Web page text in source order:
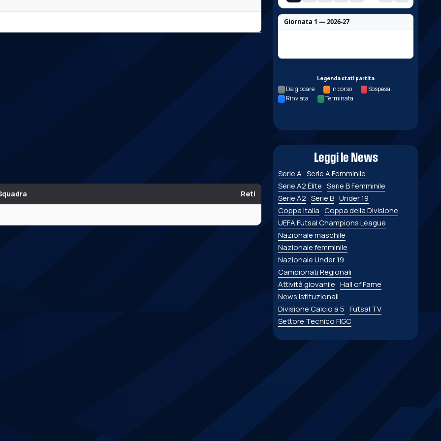
Reti
Giornata 1 — 2026-27
Legenda stati partita
Da giocare In corso
Sospesa
Rinviata
Terminata
Leggi le News
Serie A Serie A Femminile
Serie A2 Élite Serie B Femminile
Serie A2 Serie B Under 19
Coppa Italia Coppa della Divisione
UEFA Futsal Champions League
Nazionale maschile
Nazionale femminile
Nazionale Under 19
Campionati Regionali
Attività giovanile Hall of Fame
News istituzionali
Divisione Calcio a 5 Futsal TV
Settore Tecnico FIGC